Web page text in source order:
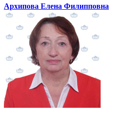
Архипова Елена Филипповна